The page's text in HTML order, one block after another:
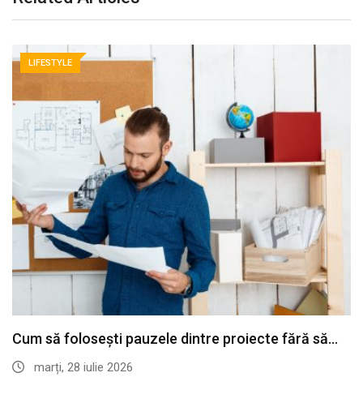
LIFESTYLE
Cum să folosești pauzele dintre proiecte fără să…
marți, 28 iulie 2026